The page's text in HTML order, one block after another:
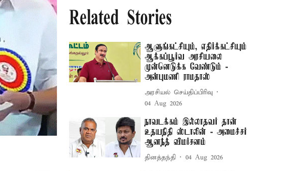
Related Stories
ஆளுங்கட்சியும், எதிர்க்கட்சியும்
ஆக்கப்பூர்வ அரசியலை
முன்னெடுக்க வேண்டும் -
அன்புமணி ராமதாஸ்
அரசியல் செய்திப்பிரிவு
04 Aug 2026
நாவடக்கம் இல்லாதவர் தான்
உதயநிதி ஸ்டாலின் - அமைச்சர்
ஆனந்த் விமர்சனம்
தினத்தந்தி 04 Aug 2026